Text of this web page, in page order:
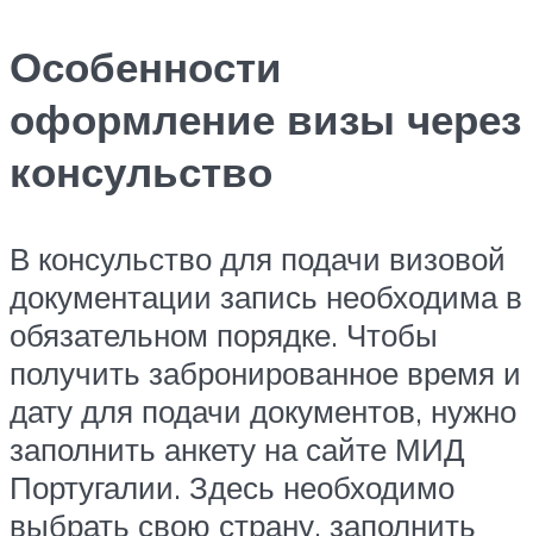
Особенности
оформление визы через
консульство
В консульство для подачи визовой
документации запись необходима в
обязательном порядке. Чтобы
получить забронированное время и
дату для подачи документов, нужно
заполнить анкету на сайте МИД
Португалии. Здесь необходимо
выбрать свою страну, заполнить